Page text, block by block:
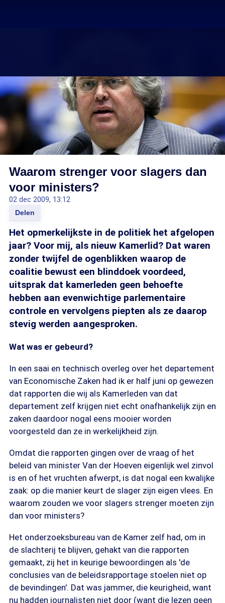
Waarom strenger voor slagers dan
voor ministers?
02 dec 2009, 13:12
Delen
Het opmerkelijkste in de politiek het afgelopen
jaar? Voor mij, als nieuw Kamerlid? Dat waren
zonder twijfel de ogenblikken waarop de
coalitie bewust een blinddoek voordeed,
uitsprak dat kamerleden geen behoefte
hebben aan evenwichtige parlementaire
controle en vervolgens piepten als ze daarop
stevig werden aangesproken.
Wat was er gebeurd?
In een saai en technisch overleg over het departement
van Economische Zaken had ik er half juni op gewezen
dat rapporten die wij als Kamerleden van dat
departement zelf krijgen niet echt onafhankelijk zijn en
zaken daardoor nogal eens mooier worden
voorgesteld dan ze in werkelijkheid zijn.
Omdat die rapporten gingen over de vraag of het
beleid van minister Van der Hoeven eigenlijk wel zinvol
is en of het vruchten afwerpt, is dat nogal een kwalijke
zaak: op die manier keurt de slager zijn eigen vlees. En
waarom zouden we voor slagers strenger moeten zijn
dan voor ministers?
Het onderzoeksbureau van de Kamer zelf had, om in
de slachterij te blijven, gehakt van die rapporten
gemaakt, zij het in keurige bewoordingen als 'de
conclusies van de beleidsrapportage stoelen niet op
de bevindingen'. Dat was jammer, die keurigheid, want
nu hadden journalisten niet door (want die lezen geen